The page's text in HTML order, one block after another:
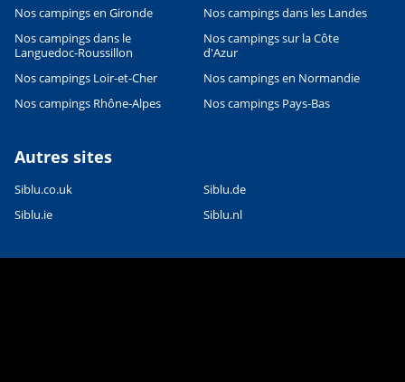
Nos campings en Gironde
Nos campings dans les Landes
Nos campings dans le
Languedoc-Roussillon
Nos campings sur la Côte
d'Azur
Nos campings Loir-et-Cher
Nos campings en Normandie
Nos campings Rhône-Alpes
Nos campings Pays-Bas
Autres sites
Siblu.co.uk
Siblu.de
Siblu.ie
Siblu.nl